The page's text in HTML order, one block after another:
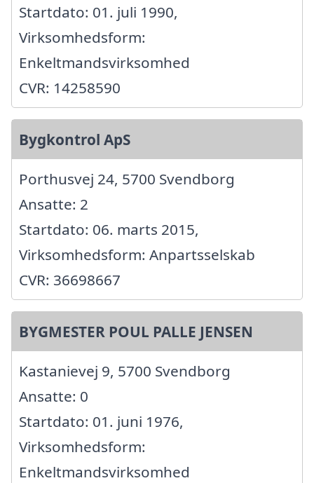
Startdato: 01. juli 1990,
Virksomhedsform:
Enkeltmandsvirksomhed
CVR: 14258590
Bygkontrol ApS
Porthusvej 24, 5700 Svendborg
Ansatte: 2
Startdato: 06. marts 2015,
Virksomhedsform: Anpartsselskab
CVR: 36698667
BYGMESTER POUL PALLE JENSEN
Kastanievej 9, 5700 Svendborg
Ansatte: 0
Startdato: 01. juni 1976,
Virksomhedsform:
Enkeltmandsvirksomhed